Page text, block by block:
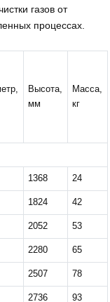
газов от
процессах.
Высота,
мм
Масса,
кг
1368 24
1824 42
2052 53
2280 65
2507 78
2736 93